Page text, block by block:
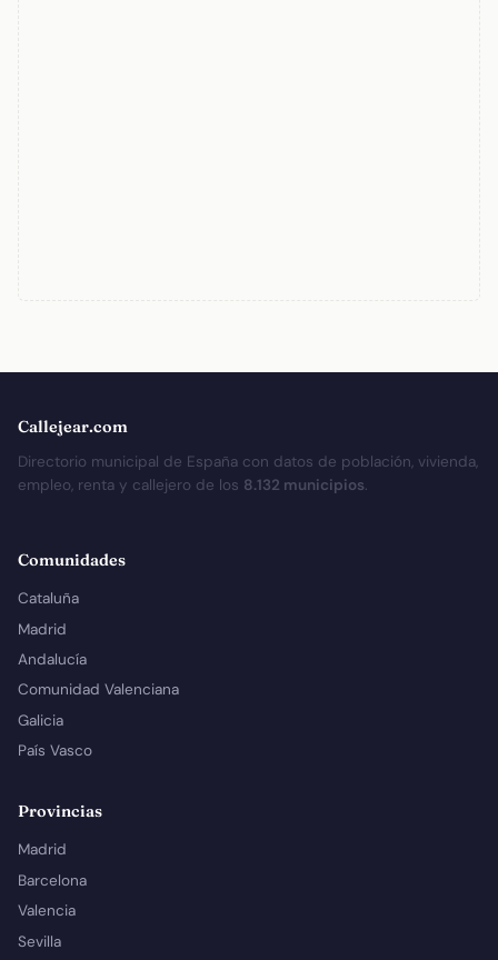
Callejear.com
Directorio municipal de España con datos de población, vivienda,
empleo, renta y callejero de los 8.132 municipios.
Comunidades
Cataluña
Madrid
Andalucía
Comunidad Valenciana
Galicia
País Vasco
Provincias
Madrid
Barcelona
Valencia
Sevilla